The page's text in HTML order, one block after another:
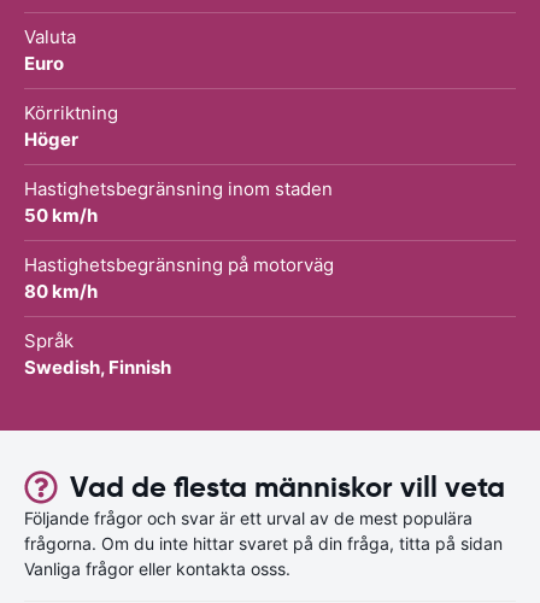
Valuta
Euro
Körriktning
Höger
Hastighetsbegränsning inom staden
50 km/h
Hastighetsbegränsning på motorväg
80 km/h
Språk
Swedish, Finnish
Vad de flesta människor vill veta
Följande frågor och svar är ett urval av de mest populära
frågorna. Om du inte hittar svaret på din fråga, titta på sidan
Vanliga frågor eller kontakta osss.